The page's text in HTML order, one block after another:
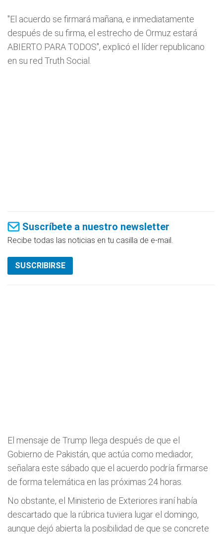
"El acuerdo se firmará mañana, e inmediatamente
después de su firma, el estrecho de Ormuz estará
ABIERTO PARA TODOS", explicó el líder republicano
en su red Truth Social.
Suscríbete a nuestro newsletter
Recibe todas las noticias en tu casilla de e-mail.
SUSCRIBIRSE
El mensaje de Trump llega después de que el
Gobierno de Pakistán, que actúa como mediador,
señalara este sábado que el acuerdo podría firmarse
de forma telemática en las próximas 24 horas.
No obstante, el Ministerio de Exteriores iraní había
descartado que la rúbrica tuviera lugar el domingo,
aunque dejó abierta la posibilidad de que se concrete